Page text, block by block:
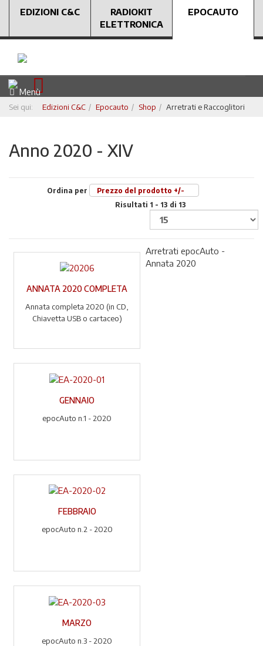
EDIZIONI C&C
RADIOKIT
ELETTRONICA
EPOCAUTO
Menù
Sei qui: Edizioni C&C Epocauto Shop Arretrati e Raccoglitori
Anno 2020 - XIV
Ordina per
Prezzo del prodotto +/-
Risultati 1 - 13 di 13
ANNATA 2020 COMPLETA
Annata completa 2020 (in CD,
Chiavetta USB o cartaceo)
GENNAIO
epocAuto n.1 - 2020
FEBBRAIO
epocAuto n.2 - 2020
MARZO
epocAuto n.3 - 2020
Arretrati epocAuto -
Annata 2020